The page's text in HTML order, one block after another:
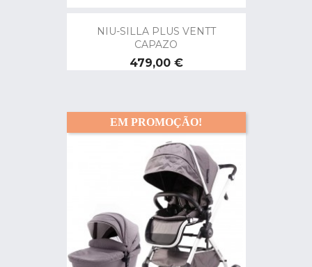
NIU-SILLA PLUS VENTT
CAPAZO
Preço
479,00 €
EM PROMOÇÃO!